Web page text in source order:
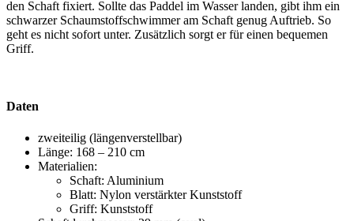
den Schaft fixiert. Sollte das Paddel im Wasser landen, gibt ihm ein
schwarzer Schaumstoffschwimmer am Schaft genug Auftrieb. So
geht es nicht sofort unter. Zusätzlich sorgt er für einen bequemen
Griff.
Daten
zweiteilig (längenverstellbar)
Länge: 168 – 210 cm
Materialien:
Schaft: Aluminium
Blatt: Nylon verstärkter Kunststoff
Griff: Kunststoff